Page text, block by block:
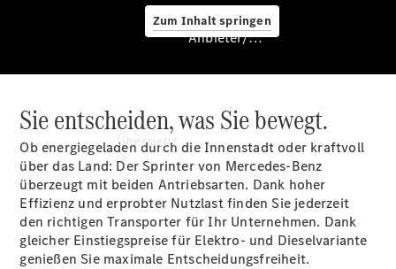
Zum Inhalt springen
Anbieter/Datenschutz
Übersicht
Anbieter/Datenschutz
Sie entscheiden, was Sie bewegt.
Ob energiegeladen durch die Innenstadt oder kraftvoll
über das Land: Der Sprinter von Mercedes-Benz
überzeugt mit beiden Antriebsarten. Dank hoher
Effizienz und erprobter Nutzlast finden Sie jederzeit
den richtigen Transporter für Ihr Unternehmen. Dank
gleicher Einstiegspreise für Elektro- und Dieselvariante
genießen Sie maximale Entscheidungsfreiheit.